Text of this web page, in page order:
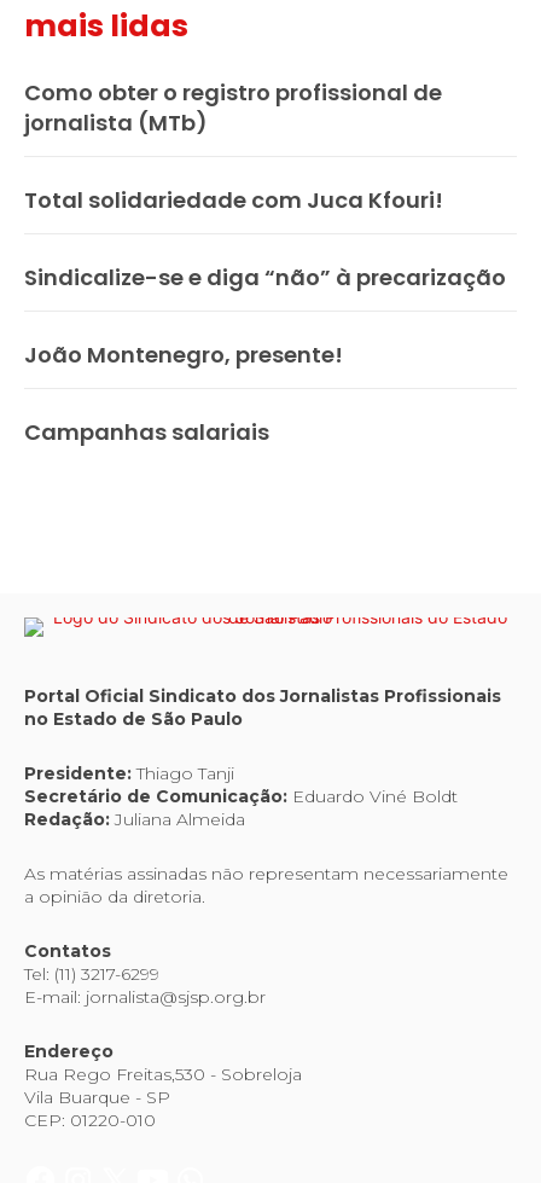
mais lidas
Como obter o registro profissional de
jornalista (MTb)
Total solidariedade com Juca Kfouri!
Sindicalize-se e diga “não” à precarização
João Montenegro, presente!
Campanhas salariais
Portal Oficial Sindicato dos Jornalistas Profissionais
no Estado de São Paulo
Presidente:Thiago Tanji
Secretário de Comunicação: Eduardo Viné Boldt
Redação:Juliana Almeida
As matérias assinadas não representam necessariamente
a opinião da diretoria.
Contatos
Tel: (11) 3217-6299
E-mail: jornalista@sjsp.org.br
Endereço
Rua Rego Freitas,530 - Sobreloja
Vila Buarque - SP
CEP: 01220-010